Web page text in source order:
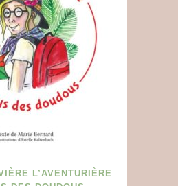
L’AVENTURIÈRE